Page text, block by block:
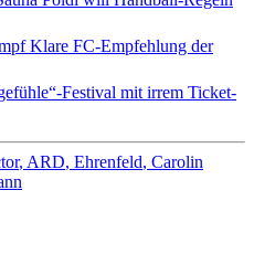
Klare FC-Empfehlung der
Festival mit irrem Ticket-
ARD Ehrenfeld Carolin